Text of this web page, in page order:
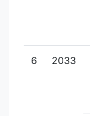
6 2033